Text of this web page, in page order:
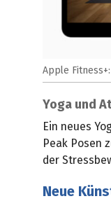
Apple
Yoga und
Ein neues
Peak Posen
der
Neue